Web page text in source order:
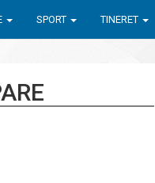
SPORT TINERET